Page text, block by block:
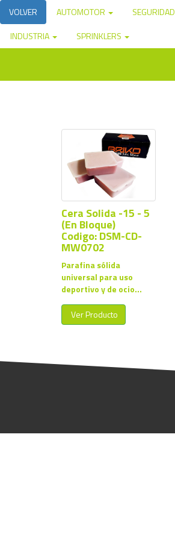
VOLVER AUTOMOTOR SEGURIDAD
INDUSTRIA
SPRINKLERS
Cera Solida -15 - 5
(En Bloque)
Codigo: DSM-CD-
MW0702
Parafina sólida
universal para uso
deportivo y de ocio...
Ver Producto